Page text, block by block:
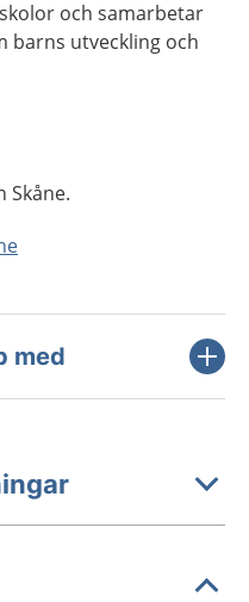
och samarbetar
barns utveckling och
Skåne.
med